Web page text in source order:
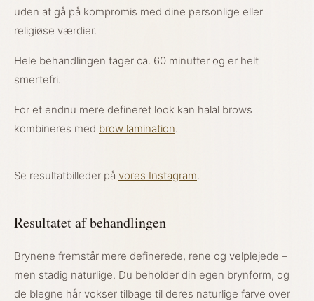
uden at gå på kompromis med dine personlige eller
religiøse værdier.
Hele behandlingen tager ca. 60 minutter og er helt
smertefri.
For et endnu mere defineret look kan halal brows
kombineres med brow lamination.
Se resultatbilleder på vores Instagram.
Resultatet af behandlingen
Brynene fremstår mere definerede, rene og velplejede –
men stadig naturlige. Du beholder din egen brynform, og
de blegne hår vokser tilbage til deres naturlige farve over